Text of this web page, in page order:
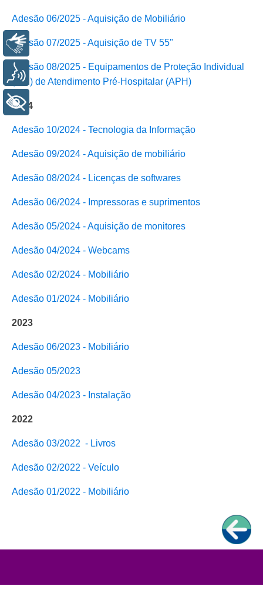
Adesão 06/2025 - Aquisição de Mobiliário
Adesão 07/2025 - Aquisição de TV 55"
Adesão 08/2025 - Equipamentos de Proteção Individual
(EPI) de Atendimento Pré-Hospitalar (APH)
2024
Adesão 10/2024 - Tecnologia da Informação
Adesão 09/2024 - Aquisição de mobiliário
Adesão 08/2024 - Licenças de softwares
Adesão 06/2024 - Impressoras e suprimentos
Adesão 05/2024 - Aquisição de monitores
Adesão 04/2024 - Webcams
Adesão 02/2024 - Mobiliário
Adesão 01/2024 - Mobiliário
2023
Adesão 06/2023 - Mobiliário
Adesão 05/2023
Adesão 04/2023 - Instalação
2022
Adesão 03/2022 - Livros
Adesão 02/2022 - Veículo
Adesão 01/2022 - Mobiliário
Libras
Voz